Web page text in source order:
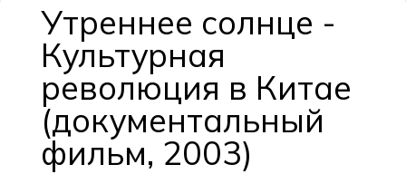
Утреннее солнце -
Культурная
революция в Китае
(документальный
фильм, 2003)